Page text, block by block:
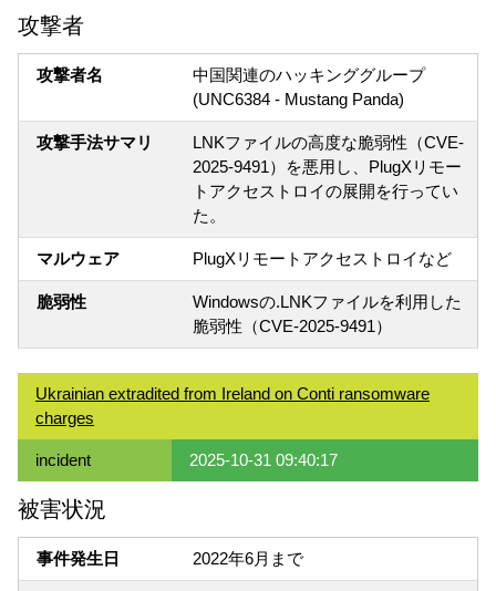
攻撃者
攻撃者名
中国関連のハッキンググループ
(UNC6384 - Mustang Panda)
攻撃手法サマリ
LNKファイルの高度な脆弱性（CVE-
2025-9491）を悪用し、PlugXリモー
トアクセストロイの展開を行ってい
た。
マルウェア PlugXリモートアクセストロイなど
脆弱性
Windowsの.LNKファイルを利用した
脆弱性（CVE-2025-9491）
Ukrainian extradited from Ireland on Conti ransomware
charges
incident 2025-10-31 09:40:17
被害状況
事件発生日 2022年6月まで